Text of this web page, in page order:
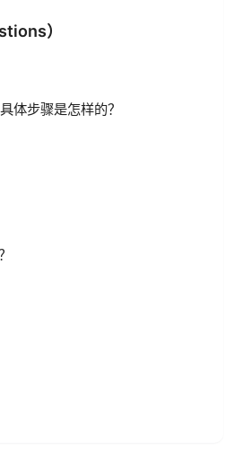
）
体步骤是怎样的？